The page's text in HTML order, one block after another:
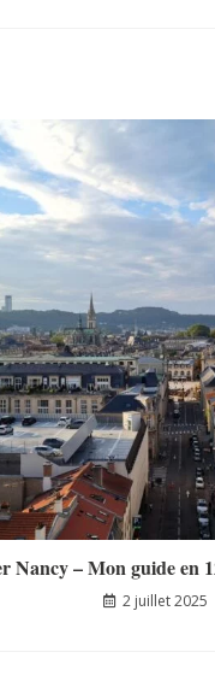
Nancy – Mon guide en
2 juillet 2025